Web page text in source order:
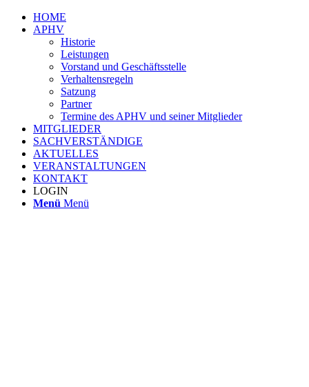
HOME
APHV
Historie
Leistungen
Vorstand und Geschäftsstelle
Verhaltensregeln
Satzung
Partner
Termine des APHV und seiner Mitglieder
MITGLIEDER
SACHVERSTÄNDIGE
AKTUELLES
VERANSTALTUNGEN
KONTAKT
LOGIN
Menü Menü